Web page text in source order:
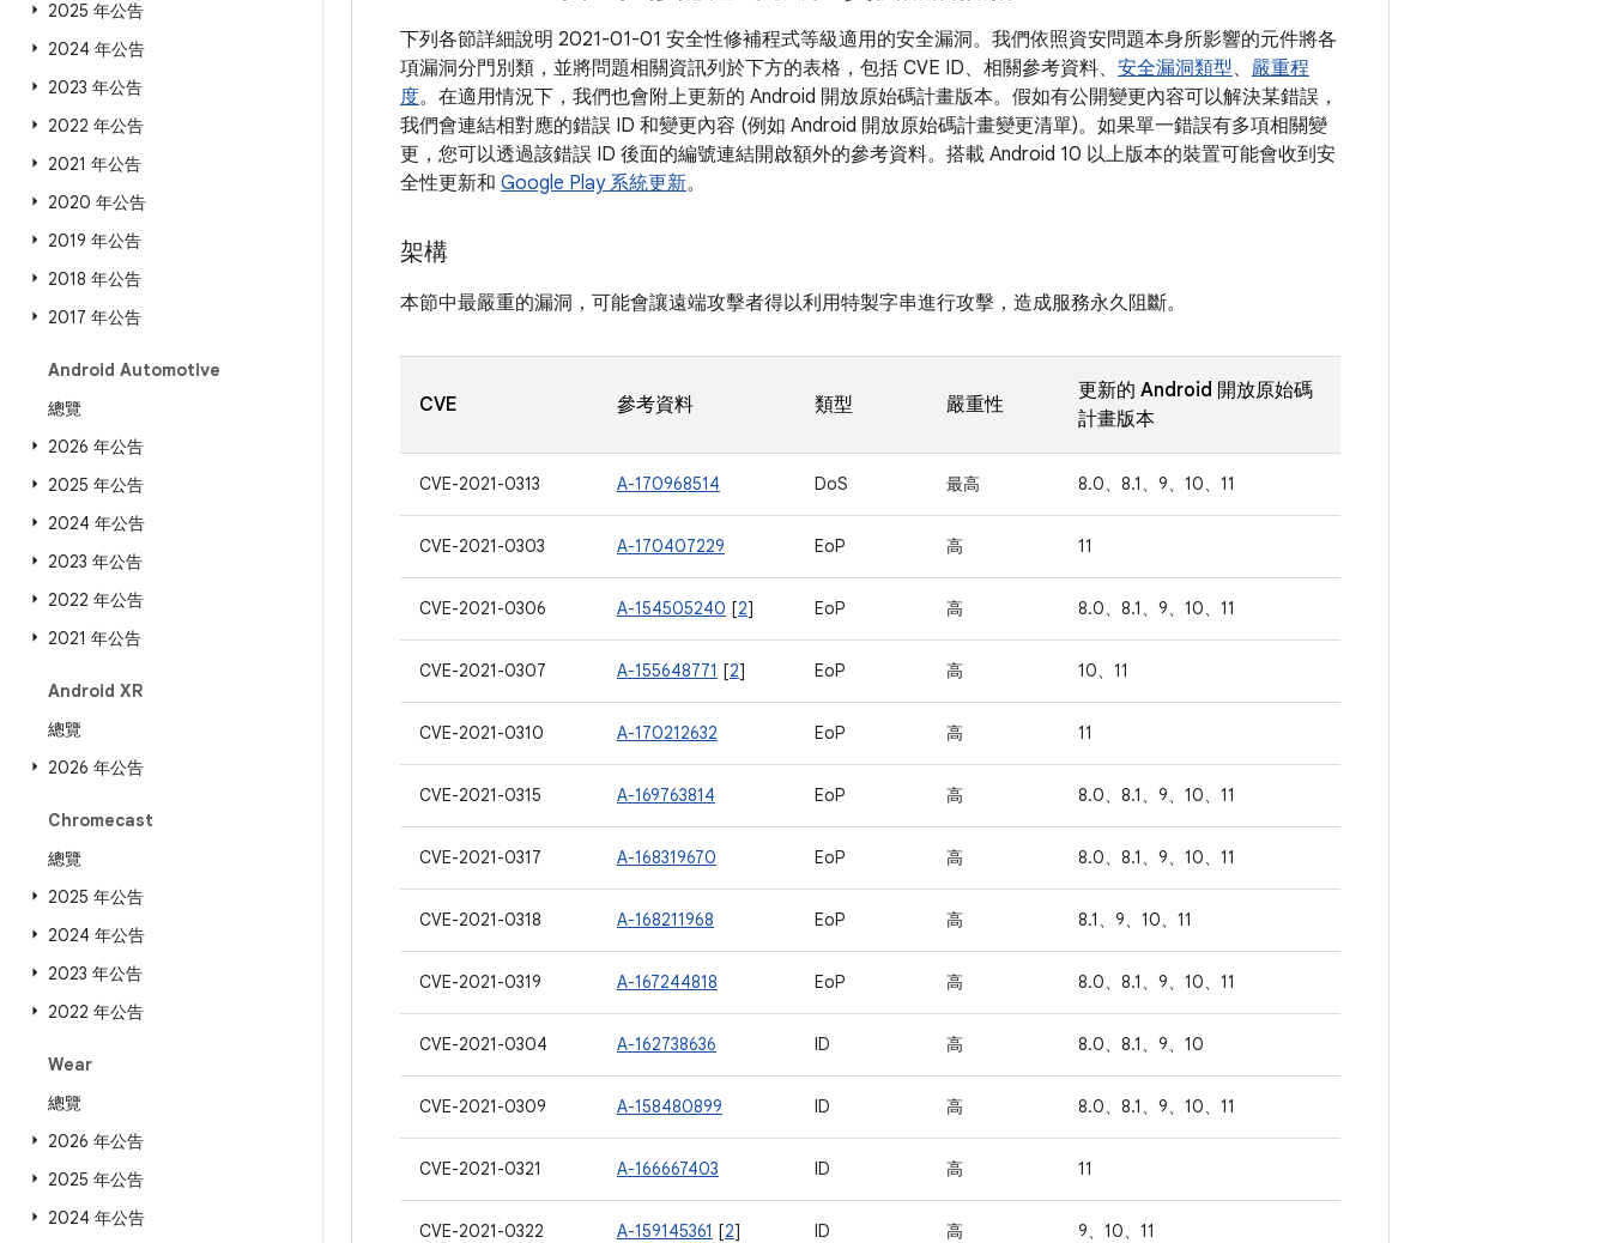
2025 年公告
2024 年公告
2023 年公告
2022 年公告
2021 年公告
2020 年公告
2019 年公告
2018 年公告
2017 年公告
Android Automotive
總覽
2026 年公告
2025 年公告
2024 年公告
2023 年公告
2022 年公告
2021 年公告
Android XR
總覽
2026 年公告
Chromecast
總覽
2025 年公告
2024 年公告
2023 年公告
2022 年公告
Wear
總覽
2026 年公告
2025 年公告
2024 年公告
下列各節詳細說明 2021-01-01 安全性修補程式等級適用的安全漏洞。我們依照資安問題本身所影響的元件將各
項漏洞分門別類，並將問題相關資訊列於下方的表格，包括 CVE ID、相關參考資料、 安全漏洞類型、 嚴重程
度。在適用情況下，我們也會附上更新的 Android 開放原始碼計畫版本。假如有公開變更內容可以解決某錯誤，
我們會連結相對應的錯誤 ID 和變更內容 (例如 Android 開放原始碼計畫變更清單)。如果單一錯誤有多項相關變
更，您可以透過該錯誤 ID 後面的編號連結開啟額外的參考資料。搭載 Android 10 以上版本的裝置可能會收到安
全性更新和 Google Play 系統更新。
架構
本節中最嚴重的漏洞，可能會讓遠端攻擊者得以利用特製字串進行攻擊，造成服務永久阻斷。
CVE 參考資料 類型 嚴重性
更新的 Android 開放原始碼
計畫版本
CVE-2021-0313 A-170968514 DoS 最高 8.0、8.1、9、10、11
CVE-2021-0303 A-170407229 EoP 高 11
CVE-2021-0306 A-154505240 [2] EoP 高 8.0、8.1、9、10、11
CVE-2021-0307 A-155648771 [2] EoP 高 10、11
CVE-2021-0310 A-170212632 EoP 高 11
CVE-2021-0315 A-169763814 EoP 高 8.0、8.1、9、10、11
CVE-2021-0317 A-168319670 EoP 高 8.0、8.1、9、10、11
CVE-2021-0318 A-168211968 EoP 高 8.1、9、10、11
CVE-2021-0319 A-167244818 EoP 高 8.0、8.1、9、10、11
CVE-2021-0304 A-162738636 ID 高 8.0、8.1、9、10
CVE-2021-0309 A-158480899 ID 高 8.0、8.1、9、10、11
CVE-2021-0321 A-166667403 ID 高 11
CVE-2021-0322 A-159145361 [2] ID 高 9、10、11